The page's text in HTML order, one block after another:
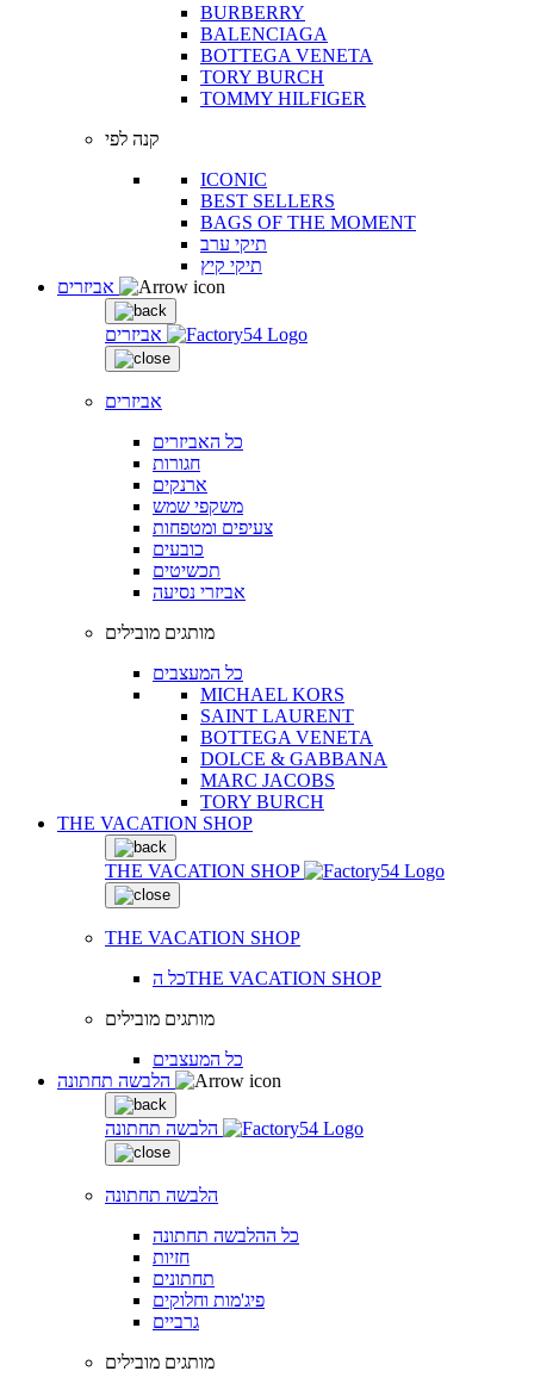
BURBERRY
BALENCIAGA
BOTTEGA VENETA
TORY BURCH
TOMMY HILFIGER
קנה לפי
ICONIC
BEST SELLERS
BAGS OF THE MOMENT
תיקי ערב
תיקי קיץ
אביזרים
אביזרים
כל האביזרים
חגורות
ארנקים
משקפי שמש
צעיפים ומטפחות
כובעים
תכשיטים
אביזרי נסיעה
מותגים מובילים
כל המעצבים
MICHAEL KORS
SAINT LAURENT
BOTTEGA VENETA
DOLCE & GABBANA
MARC JACOBS
TORY BURCH
THE VACATION SHOP
THE VACATION SHOP
THE VACATION SHOP
כל הTHE VACATION SHOP
מותגים מובילים
כל המעצבים
הלבשה תחתונה
הלבשה תחתונה
כל ההלבשה תחתונה
חזיות
תחתונים
פיג'מות וחלוקים
גרביים
מותגים מובילים